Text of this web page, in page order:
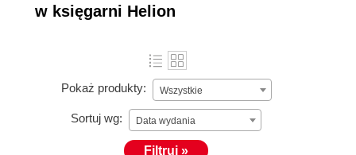
w księgarni Helion
Pokaż produkty: Wszystkie
Sortuj wg: Data wydania
Filtruj »